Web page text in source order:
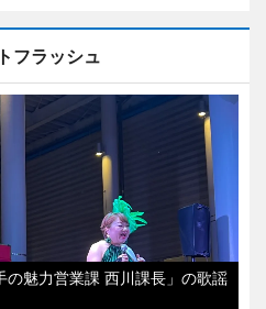
フラッシュ
魅力営業課 西川課長」の歌謡